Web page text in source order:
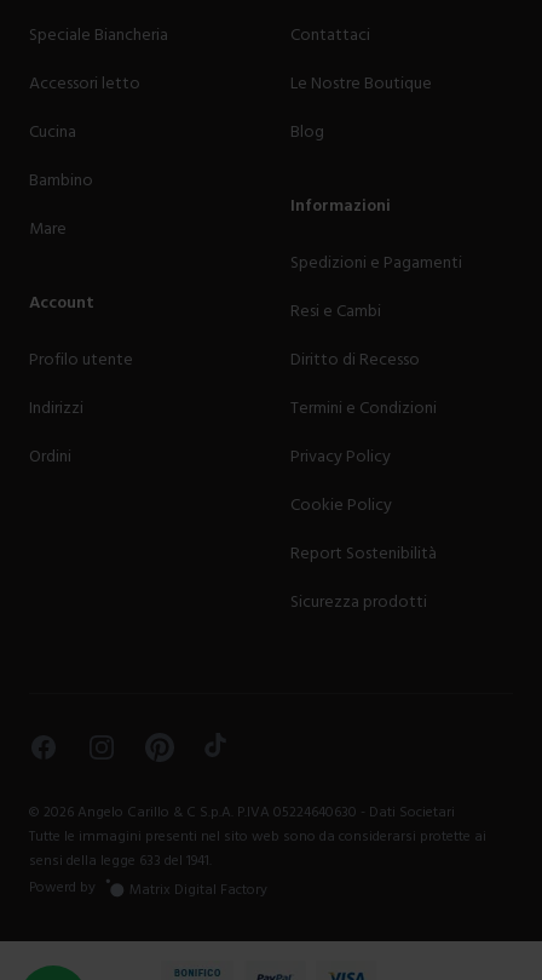
Speciale Biancheria
Accessori letto
Cucina
Bambino
Mare
Account
Profilo utente
Indirizzi
Ordini
Contattaci
Le Nostre Boutique
Blog
Informazioni
Spedizioni e Pagamenti
Resi e Cambi
Diritto di Recesso
Termini e Condizioni
Privacy Policy
Cookie Policy
Report Sostenibilità
Sicurezza prodotti
FacebookInstagramPinterestTikTok
© 2026 Angelo Carillo & C S.p.A. P.IVA 05224640630 - Dati Societari
Tutte le immagini presenti nel sito web sono da considerarsi protette ai
sensi della legge 633 del 1941.
Powerd by
Matrix Digital Factory